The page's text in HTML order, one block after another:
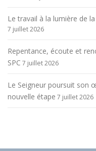
Le travail à la lumière de
7 juillet 2026
Repentance, écoute et
SPC 7 juillet 2026
Le Seigneur poursuit son
nouvelle étape 7 juillet 2026